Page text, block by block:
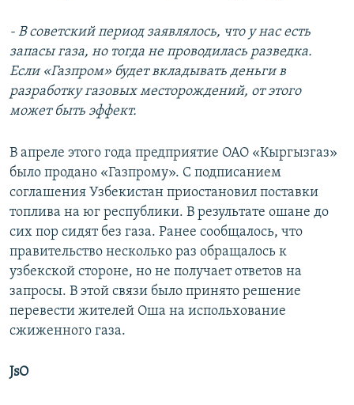
- В советский период заявлялось, что у нас есть
запасы газа, но тогда не проводилась разведка.
Если «Газпром» будет вкладывать деньги в
разработку газовых месторождений, от этого
может быть эффект.
В апреле этого года предприятие ОАО «Кыргызгаз»
было продано «Газпрому». С подписанием
соглашения Узбекистан приостановил поставки
топлива на юг республики. В результате ошане до
сих пор сидят без газа. Ранее сообщалось, что
правительство несколько раз обращалось к
узбекской стороне, но не получает ответов на
запросы. В этой связи было принято решение
перевести жителей Оша на испольхование
сжиженного газа.
JsO